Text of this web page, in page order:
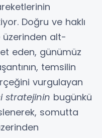
Doğru ve haklı
üzerinden alt-
eden, günümüz
temsilin
vurgulayan
stratejinin bugünkü
somutta